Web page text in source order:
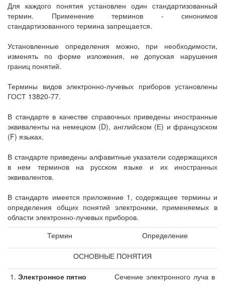
Для каждого понятия установлен один стандартизованный
термин. Применение терминов - синонимов
стандартизованного термина запрещается.
Установленные определения можно, при необходимости,
изменять по форме изложения, не допуская нарушения
границ понятий.
Термины видов электронно-лучевых приборов установлены
ГОСТ 13820-77.
В стандарте в качестве справочных приведены иностранные
эквиваленты на немецком (D), английском (Е) и французском
(F) языках.
В стандарте приведены алфавитные указатели содержащихся
в нем терминов на русском языке и их иностранных
эквивалентов.
В стандарте имеется приложение 1, содержащее термины и
определения общих понятий электроники, применяемых в
области электронно-лучевых приборов.
Термин
Определение
ОСНОВНЫЕ ПОНЯТИЯ
1. Электронное пятно
Сечение электронного луча в